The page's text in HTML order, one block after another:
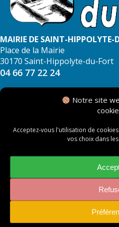
Notre site
Acceptez-vous l'utilisation de
vos choix dans
MAIRIE DE SAINT-HIPPOLYTE-
Place de la Mairie
30170 Saint-Hippolyte-du-Fort
04 66 77 22 24
Mentions
Politique